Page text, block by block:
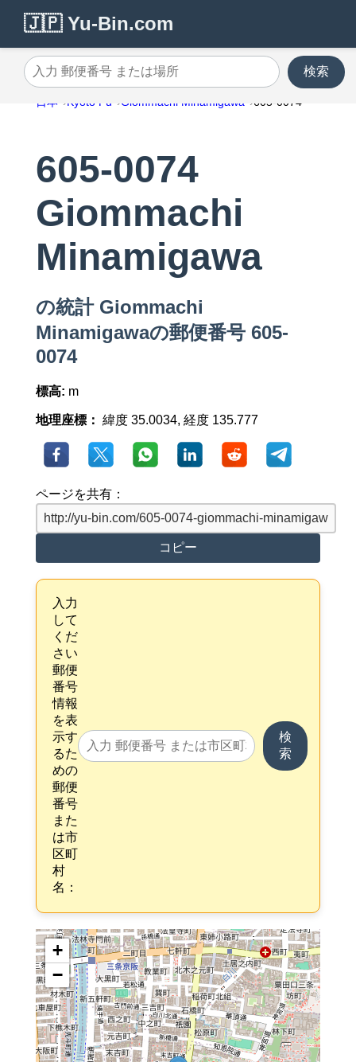
🇯🇵 Yu-Bin.com
入力 郵便番号 または場所
検索
日本 Kyoto Fu Giommachi Minamigawa 605-0074
605-0074
Giommachi
Minamigawa
の統計 Giommachi
Minamigawaの郵便番号 605-
0074
標高: m
地理座標： 緯度 35.0034, 経度 135.777
ページを共有：
コピー
入力
して
くだ
さい
郵便
番号
情報
を表
示す
るた
めの
郵便
番号
また
は市
区町
村
名：
検
索
+
−